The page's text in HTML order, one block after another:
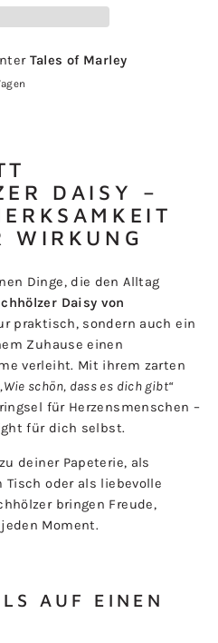
Tales of Marley
DAISY –
Dinge, die den Alltag
Daisy von
praktisch, sondern auch ein
Zuhause einen
verleiht. Mit ihrem zarten
schön, dass es dich gibt“
für Herzensmenschen –
für dich selbst.
deiner Papeterie, als
oder als liebevolle
bringen Freude,
Moment.
AUF EINEN